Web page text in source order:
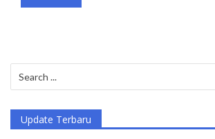
for:
Update Terbaru